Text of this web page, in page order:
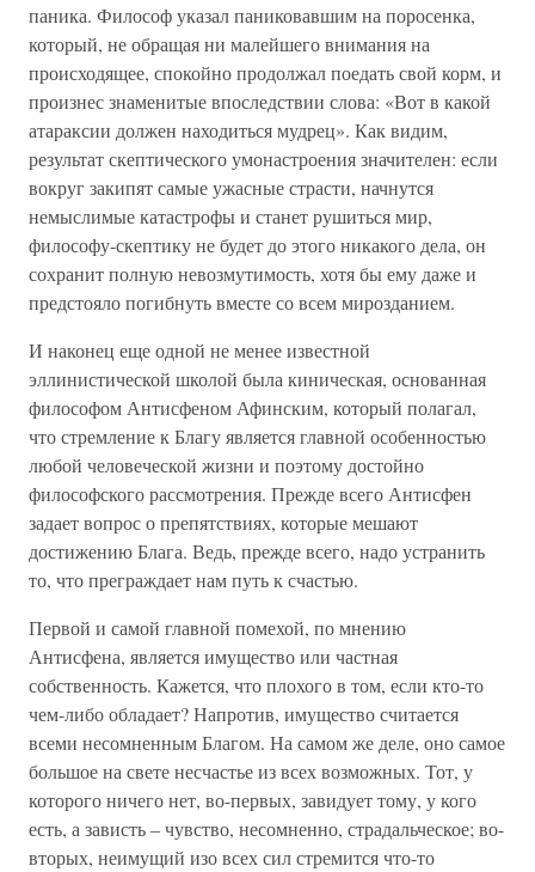
паника. Философ указал паниковавшим на поросенка,
который, не обращая ни малейшего внимания на
происходящее, спокойно продолжал поедать свой корм, и
произнес знаменитые впоследствии слова: «Вот в какой
атараксии должен находиться мудрец». Как видим,
результат скептического умонастроения значителен: если
вокруг закипят самые ужасные страсти, начнутся
немыслимые катастрофы и станет рушиться мир,
философу-скептику не будет до этого никакого дела, он
сохранит полную невозмутимость, хотя бы ему даже и
предстояло погибнуть вместе со всем мирозданием.
И наконец еще одной не менее известной
эллинистической школой была киническая, основанная
философом Антисфеном Афинским, который полагал,
что стремление к Благу является главной особенностью
любой человеческой жизни и поэтому достойно
философского рассмотрения. Прежде всего Антисфен
задает вопрос о препятствиях, которые мешают
достижению Блага. Ведь, прежде всего, надо устранить
то, что преграждает нам путь к счастью.
Первой и самой главной помехой, по мнению
Антисфена, является имущество или частная
собственность. Кажется, что плохого в том, если кто-то
чем-либо обладает? Напротив, имущество считается
всеми несомненным Благом. На самом же деле, оно самое
большое на свете несчастье из всех возможных. Тот, у
которого ничего нет, во-первых, завидует тому, у кого
есть, а зависть – чувство, несомненно, страдальческое; во-
вторых, неимущий изо всех сил стремится что-то